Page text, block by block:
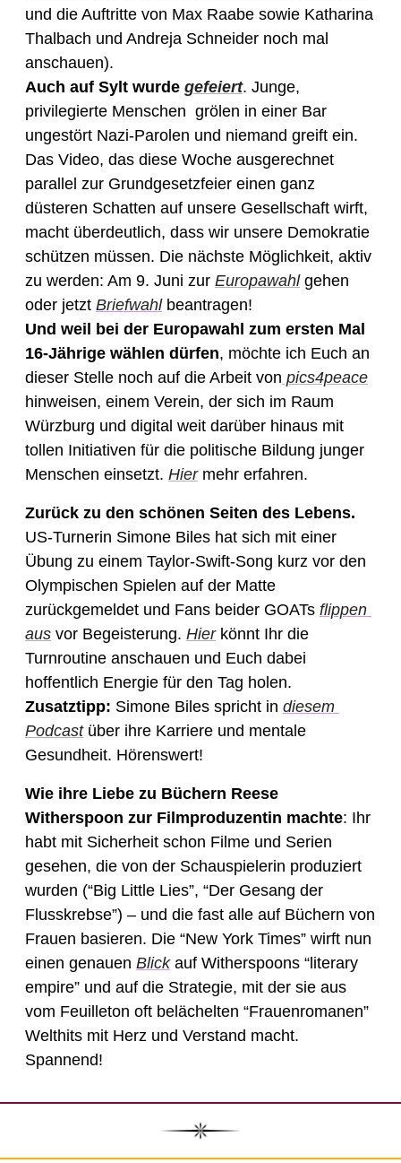
und die Auftritte von Max Raabe sowie Katharina
Thalbach und Andreja Schneider noch mal
anschauen).
Auch auf Sylt wurde gefeiert. Junge,
privilegierte Menschen  grölen
ungestört Nazi-Parolen und niemand greift ein.
Das Video, das diese Woche ausgerechnet
parallel zur Grundgesetzfeier einen ganz
düsteren Schatten auf unsere Gesellschaft wirft,
macht überdeutlich, dass wir unsere Demokratie
schützen müssen. Die nächste Möglichkeit, aktiv
zu werden: Am 9. Juni zur Europawahl gehen
oder jetzt Briefwahl beantragen!
Und weil bei der Europawahl zum ersten Mal
16-Jährige wählen dürfen, möchte ich Euch an
dieser Stelle noch auf die Arbeit von pics4peace
hinweisen, einem Verein, der sich im Raum
Würzburg und digital weit darüber hinaus mit
tollen Initiativen für die politische Bildung junger
Menschen einsetzt. Hier mehr erfahren.
US-Turnerin Simone Biles hat sich mit einer
Übung zu einem Taylor-Swift-Song kurz vor den
Olympischen Spielen auf der Matte
zurückgemeldet und Fans beider GOATs flippen
aus vor Begeisterung. Hier könnt Ihr die
Turnroutine anschauen und Euch dabei
hoffentlich Energie für den Tag holen.
Zusatztipp: Simone Biles spricht in diesem
Podcast über ihre Karriere und mentale
Gesundheit. Hörenswert!
Wie ihre Liebe zu Büchern Reese
Witherspoon zur Filmproduzentin machte: Ihr
habt mit Sicherheit schon Filme und Serien
gesehen, die von der Schauspielerin produziert
wurden (“Big Little Lies”, “Der Gesang der
Flusskrebse”) – und die fast alle auf Büchern von
Frauen basieren. Die “New York Times” wirft nun
einen genauen Blick auf Witherspoons “literary
empire” und auf die Strategie, mit der sie aus
vom Feuilleton oft belächelten “Frauenromanen”
Welthits mit Herz und Verstand macht.
Spannend!